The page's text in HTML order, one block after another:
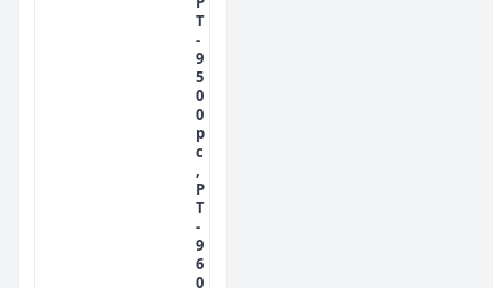
T
-
9
5
0
0
p
c
,
P
T
-
9
6
0